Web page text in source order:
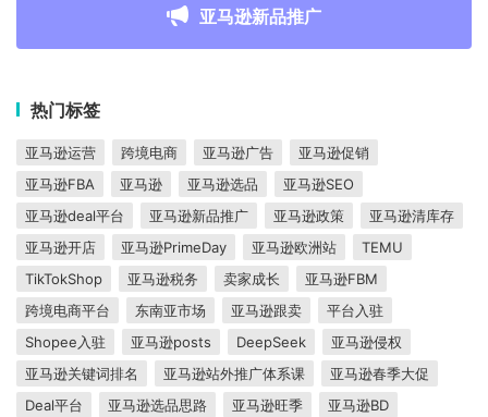
亚马逊新品推广
热门标签
亚马逊运营 跨境电商 亚马逊广告
亚马逊促销
亚马逊FBA
亚马逊 亚马逊选品
亚马逊SEO
亚马逊deal平台
亚马逊新品推广 亚马逊政策
亚马逊清库存
亚马逊开店
亚马逊PrimeDay 亚马逊欧洲站
TEMU
TikTokShop
亚马逊税务 卖家成长
亚马逊FBM
跨境电商平台
东南亚市场 亚马逊跟卖
平台入驻
Shopee入驻
亚马逊posts DeepSeek
亚马逊侵权
亚马逊关键词排名
亚马逊站外推广体系课
亚马逊春季大促
Deal平台
亚马逊选品思路 亚马逊旺季
亚马逊BD